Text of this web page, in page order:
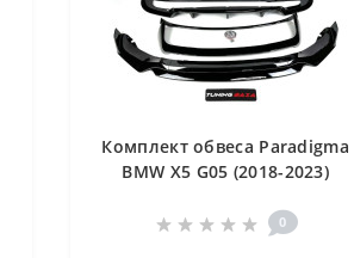
Комплект обвеса Paradigma
BMW X5 G05 (2018-2023)
0